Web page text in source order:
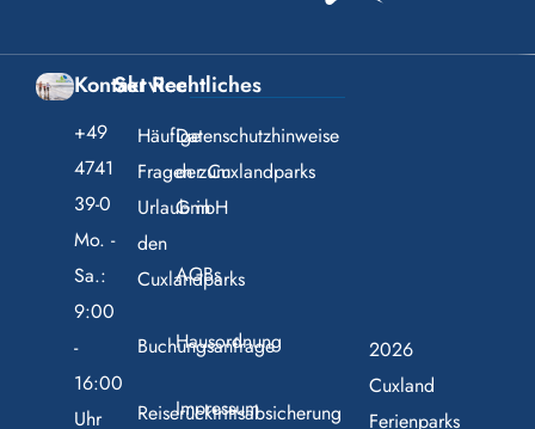
Kontakt
+49
4741
39-0
Mo. -
Sa.:
9:00
-
16:00
Uhr
Service
Häufige
Fragen zum
Urlaub in
den
Cuxlandparks
Buchungsanfrage
Reiserücktrittsabsicherung
Rechtliches
Datenschutzhinweise
der Cuxlandparks
GmbH
AGBs
Hausordnung
Impressum
2026
Cuxland
Ferienparks